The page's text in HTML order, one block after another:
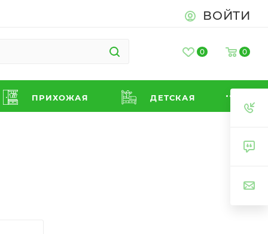
ВОЙТИ
0 0
ПРИХОЖАЯ ДЕТСКАЯ